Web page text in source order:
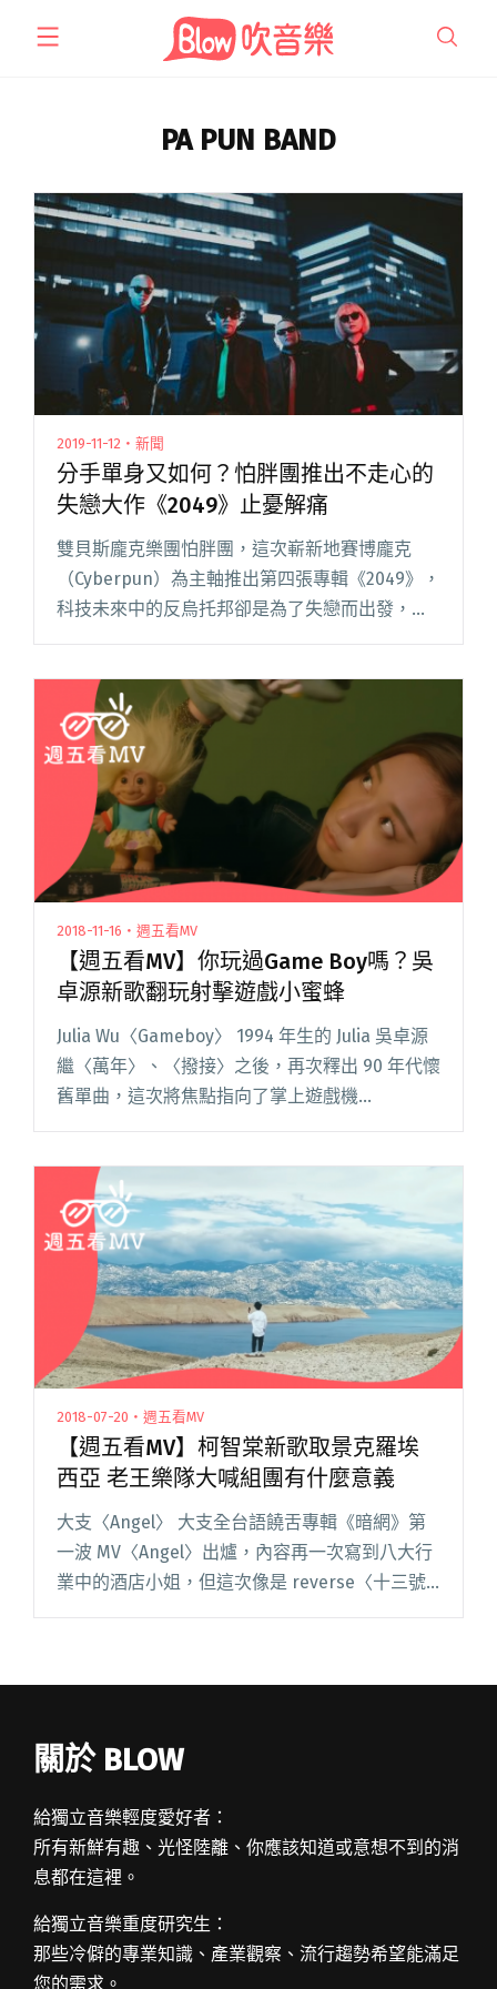
PA PUN BAND
2019-11-12・新聞
分手單身又如何？怕胖團推出不走心的
失戀大作《2049》止憂解痛
雙貝斯龐克樂團怕胖團，這次嶄新地賽博龐克
（Cyberpun）為主軸推出第四張專輯《2049》，
科技未來中的反烏托邦卻是為了失戀而出發，看
似晦暗的氣氛下，依舊充滿著怕胖團的樂觀態
高雄出發，邀約大家一起閱讀全文 "分手單身又
如何？怕胖團推出不走心的失戀大作《2049》止
憂解痛"
2018-11-16・週五看MV
【週五看MV】你玩過Game Boy嗎？吳
卓源新歌翻玩射擊遊戲小蜜蜂
Julia Wu〈Gameboy〉 1994 年生的 Julia 吳卓源
繼〈萬年〉、〈撥接〉之後，再次釋出 90 年代懷
舊單曲，這次將焦點指向了掌上遊戲機
看MV】你玩過Game Boy嗎？吳卓源新歌翻玩射
擊遊戲小蜜蜂"
2018-07-20・週五看MV
【週五看MV】柯智棠新歌取景克羅埃
西亞 老王樂隊大喊組團有什麼意義
大支〈Angel〉 大支全台語饒舌專輯《暗網》第
一波 MV〈Angel〉出爐，內容再一次寫到八大行
業中的酒店小姐，但這次像是 reverse〈十三號
天使〉的角度，描寫的酒店生活的誘惑、虛華與
關於 BLOW
給獨立音樂輕度愛好者：
所有新鮮有趣、光怪陸離、你應該知道或意想不到的消
息都在這裡。
給獨立音樂重度研究生：
那些冷僻的專業知識、產業觀察、流行趨勢希望能滿足
您的需求。